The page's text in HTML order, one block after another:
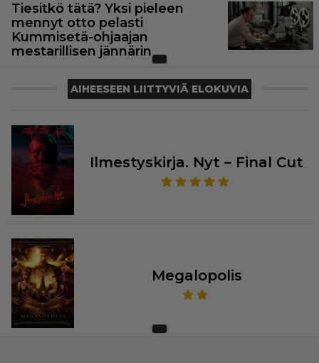
Tiesitkö tätä? Yksi pieleen
mennyt otto pelasti
Kummisetä-ohjaajan
mestarillisen jännärin
AIHEESEEN LIITTYVIÄ ELOKUVIA
Ilmestyskirja. Nyt – Final Cut
Megalopolis